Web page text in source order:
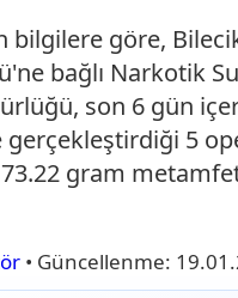
bilgilere göre,
bağlı Narkotik
son 6 gün
gerçekleştirdiği 5
gram
• Güncellenme: